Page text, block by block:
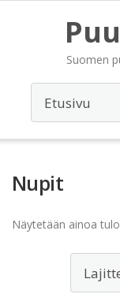
Suomen
Nupit
Näytetään ainoa